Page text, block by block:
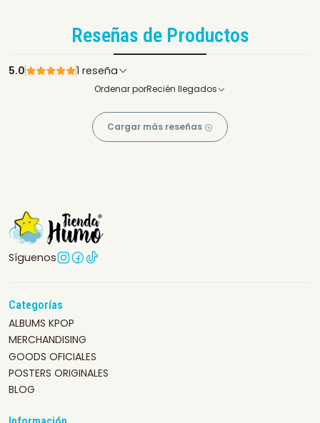
Reseñas de Productos
5.0 1 reseña
Ordenar porRecién llegados
Cargar más reseñas
Síguenos
Categorías
ALBUMS KPOP
MERCHANDISING
GOODS OFICIALES
POSTERS ORIGINALES
BLOG